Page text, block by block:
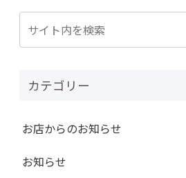
カテゴリー
お店からのお知らせ
お知らせ